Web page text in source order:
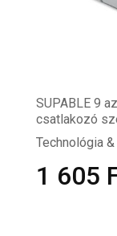
SUPABLE 9
csatlakozó
Technológia
1 605